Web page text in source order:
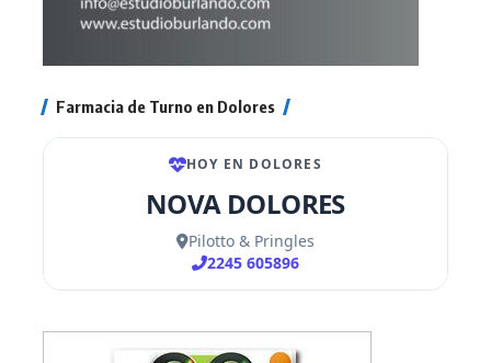
Farmacia de Turno en Dolores